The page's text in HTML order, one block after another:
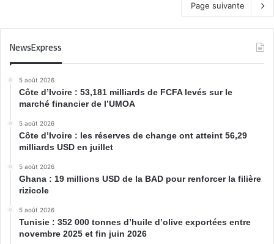
Page suivante
NewsExpress
5 août 2026
Côte d’Ivoire : 53,181 milliards de FCFA levés sur le
marché financier de l’UMOA
5 août 2026
Côte d’Ivoire : les réserves de change ont atteint 56,29
milliards USD en juillet
5 août 2026
Ghana : 19 millions USD de la BAD pour renforcer la filière
rizicole
5 août 2026
Tunisie : 352 000 tonnes d’huile d’olive exportées entre
novembre 2025 et fin juin 2026